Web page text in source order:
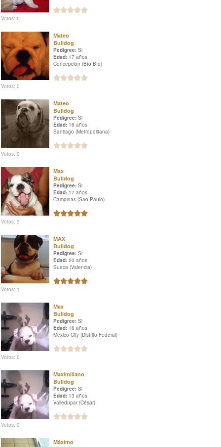
Votos: 0
Mateo
Bulldog
Pedigree: Si
Edad: 17 años
Concepción (Bío Bío)
Votos: 0
Mateo
Bulldog
Pedigree: Si
Edad: 16 años
Santiago (Metropolitana)
Votos: 0
Max
Bulldog
Pedigree: Si
Edad: 17 años
Campinas (São Paulo)
Votos: 3
MAX
Bulldog
Pedigree: Si
Edad: 20 años
Sueca (Valencia)
Votos: 1
Max
Bulldog
Pedigree: Si
Edad: 16 años
Mexico City (Distrito Federal)
Votos: 0
Maximiliano
Bulldog
Pedigree: Si
Edad: 13 años
Valledupar (César)
Votos: 0
Máximo